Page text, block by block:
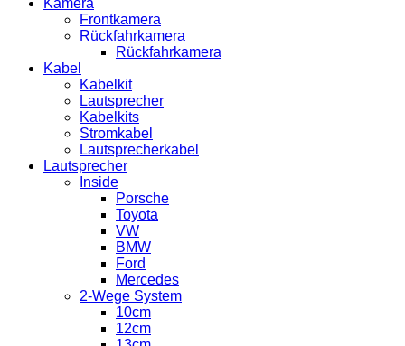
Kamera
Frontkamera
Rückfahrkamera
Rückfahrkamera
Kabel
Kabelkit
Lautsprecher
Kabelkits
Stromkabel
Lautsprecherkabel
Lautsprecher
Inside
Porsche
Toyota
VW
BMW
Ford
Mercedes
2-Wege System
10cm
12cm